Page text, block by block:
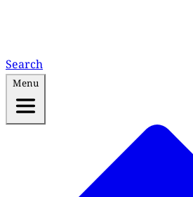
Search
Menu